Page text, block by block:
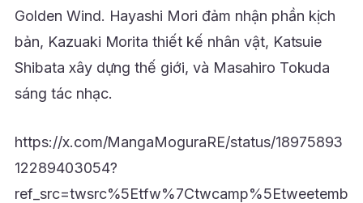
Golden Wind. Hayashi Mori đảm nhận phần kịch
bản, Kazuaki Morita thiết kế nhân vật, Katsuie
Shibata xây dựng thế giới, và Masahiro Tokuda
sáng tác nhạc.
https://x.com/MangaMoguraRE/status/18975893
12289403054?
ref_src=twsrc%5Etfw%7Ctwcamp%5Etweetemb